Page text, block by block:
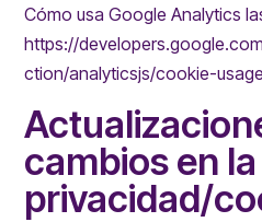
Cómo usa Google Analytics
https://
ction/analyticsjs/cookie-
cambios en
privacidad/